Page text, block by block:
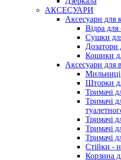
АКСЕСУАРИ
Аксесуари для
Відра для
Сушки
Дозатори
Кошики
Аксесуари для
Мильниці
Шторки
Тримачі
Тримачі
Тримачі
Тримачі
Тримачі
Стійки -
Корзина